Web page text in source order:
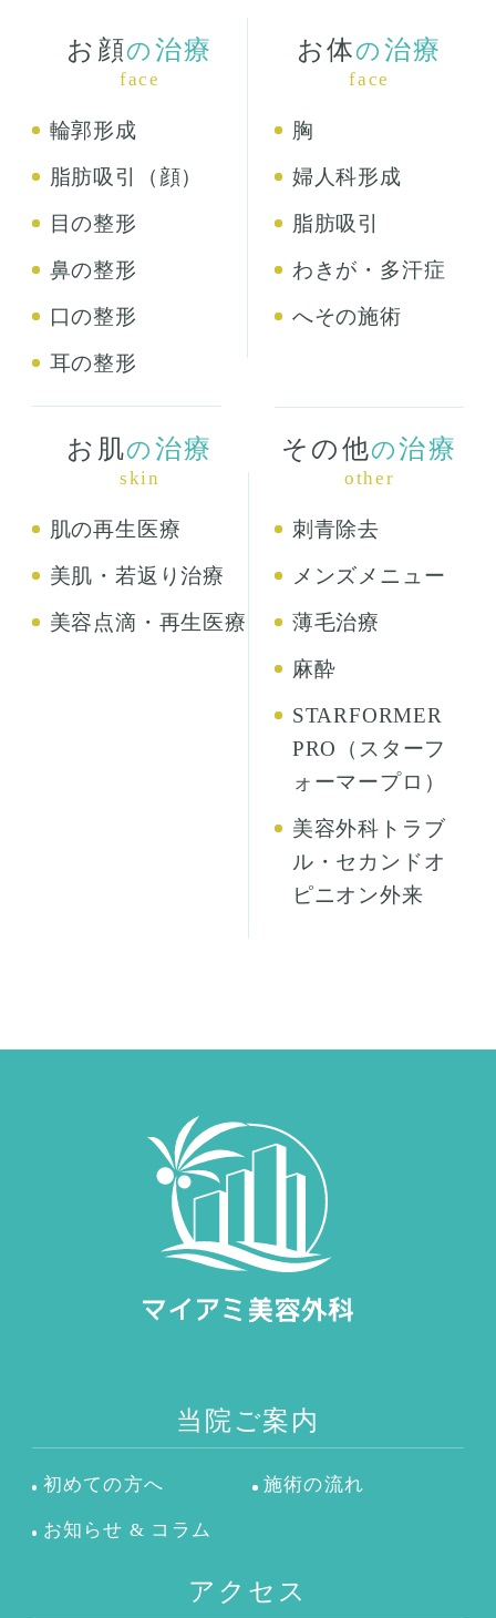
お顔の 治療
face
輪郭形成
脂肪吸引（顔）
目の整形
鼻の整形
口の整形
耳の整形
お体の 治療
face
胸
婦人科形成
脂肪吸引
わきが・多汗症
へその施術
お肌の 治療
skin
肌の再生医療
美肌・若返り治療
美容点滴・再生医療
その他の治療
other
刺青除去
メンズメニュー
薄毛治療
麻酔
STARFORMER
PRO（スターフ
ォーマープロ）
美容外科トラブ
ル・セカンドオ
ピニオン外来
当院ご案内
初めての方へ 施術の流れ
お知らせ & コラム
アクセス